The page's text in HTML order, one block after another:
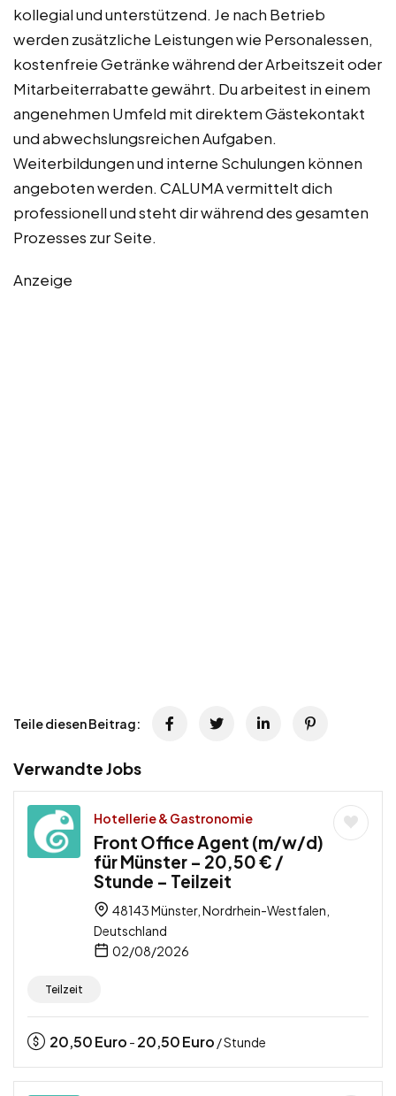
kollegial und unterstützend. Je nach Betrieb
werden zusätzliche Leistungen wie Personalessen,
kostenfreie Getränke während der Arbeitszeit oder
Mitarbeiterrabatte gewährt. Du arbeitest in einem
angenehmen Umfeld mit direktem Gästekontakt
und abwechslungsreichen Aufgaben.
Weiterbildungen und interne Schulungen können
angeboten werden. CALUMA vermittelt dich
professionell und steht dir während des gesamten
Prozesses zur Seite.
Anzeige
Teile diesen Beitrag:
Verwandte Jobs
Hotellerie & Gastronomie
Front Office Agent (m/w/d)
für Münster – 20,50 € /
Stunde – Teilzeit
48143 Münster, Nordrhein-Westfalen,
Deutschland
02/08/2026
Teilzeit
20,50Euro - 20,50Euro / Stunde